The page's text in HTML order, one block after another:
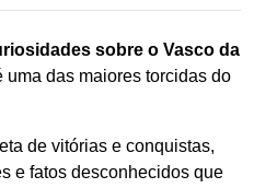
sobre o Vasco da
uma das maiores torcidas do
de vitórias e conquistas,
e fatos desconhecidos que